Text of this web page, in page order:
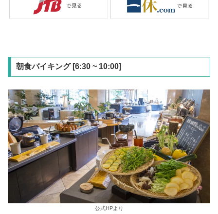
朝食バイキング [6:30 ~ 10:00]
公式HPより